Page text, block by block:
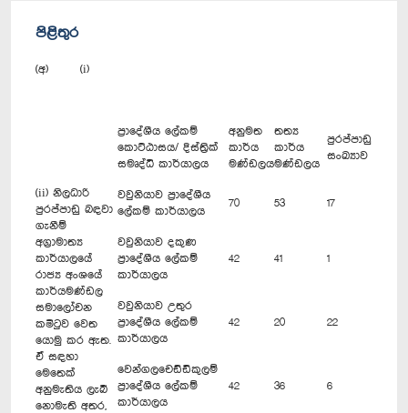
පිළිතුර
(අ) (i)
ප්‍රාදේශීය ලේකම්
කොට්ඨාසය/ දිස්ත්‍රික්
සමෘද්ධි කාර්යාලය
අනුමත
කාර්ය
මණ්ඩලය
තත්‍ය
කාර්ය
මණ්ඩලය
පුරප්පාඩු
සංඛ්‍යාව
වවුනියාව ප්‍රාදේශීය
ලේකම් කාර්යාලය
70 53 17
වවුනියාව දකුණ
ප්‍රා‍දේශීය ලේකම්
කාර්යාලය
42 41 1
වවුනියාව උතුර
ප්‍රාදේශීය ලේකම්
කාර්යාලය
42 20 22
වෙන්ගලචෙඩ්ඩිකුලම්
ප්‍රාදේශීය ලේකම්
කාර්යාලය
42 36 6
(ii) නිලධාරි
පුරප්පාඩු බඳවා
ගැනීම්
අග්‍රාමාත්‍ය
කාර්යාලයේ
රාජ්‍ය අංශයේ
කාර්යමණ්ඩල
සමාලෝචන
කමිටුව වෙත
යොමු කර ඇත.
ඒ සඳහා
මෙතෙක්
අනුමැතිය ලැබී
නොමැති අතර,